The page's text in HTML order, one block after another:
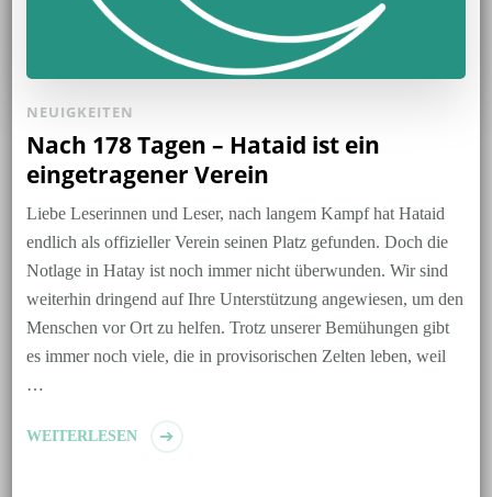
NEUIGKEITEN
Nach 178 Tagen – Hataid ist ein
eingetragener Verein
Liebe Leserinnen und Leser, nach langem Kampf hat Hataid
endlich als offizieller Verein seinen Platz gefunden. Doch die
Notlage in Hatay ist noch immer nicht überwunden. Wir sind
weiterhin dringend auf Ihre Unterstützung angewiesen, um den
Menschen vor Ort zu helfen. Trotz unserer Bemühungen gibt
es immer noch viele, die in provisorischen Zelten leben, weil
…
WEITERLESEN